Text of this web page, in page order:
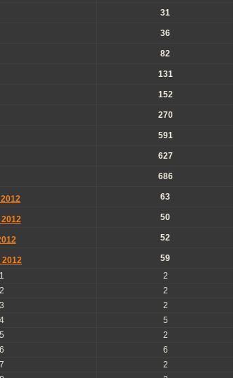
31
36
82
131
152
270
591
627
686
63
50
52
2012 59
2
2
2
5
2
6
2